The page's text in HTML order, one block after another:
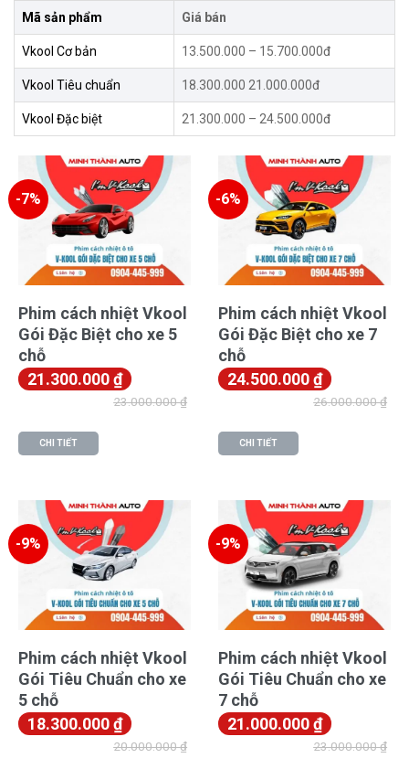
Mã sản phẩm Giá bán
Vkool Cơ bản 13.500.000 – 15.700.000đ
Vkool Tiêu chuẩn 18.300.000 21.000.000đ
Vkool Đặc biệt 21.300.000 – 24.500.000đ
-7%
Phim cách nhiệt Vkool
Gói Đặc Biệt cho xe 5
chỗ
21.300.000₫
23.000.000₫
CHI TIẾT
-6%
Phim cách nhiệt Vkool
Gói Đặc Biệt cho xe 7
chỗ
24.500.000₫
26.000.000₫
CHI TIẾT
-9%
Phim cách nhiệt Vkool
Gói Tiêu Chuẩn cho xe
5 chỗ
18.300.000₫
20.000.000₫
-9%
Phim cách nhiệt Vkool
Gói Tiêu Chuẩn cho xe
7 chỗ
21.000.000₫
23.000.000₫